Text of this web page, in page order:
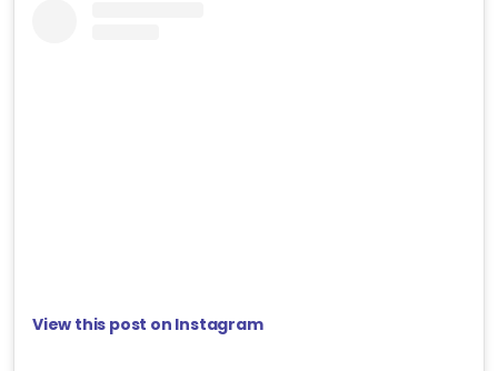
View this post on Instagram